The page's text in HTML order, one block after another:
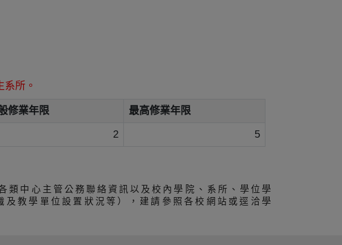
所。
修業年限 最高修業年限
2 5
類中心主管公務聯絡資訊以及校內學院、系所、學位學
教學單位設置狀況等），建請參照各校網站或逕洽學